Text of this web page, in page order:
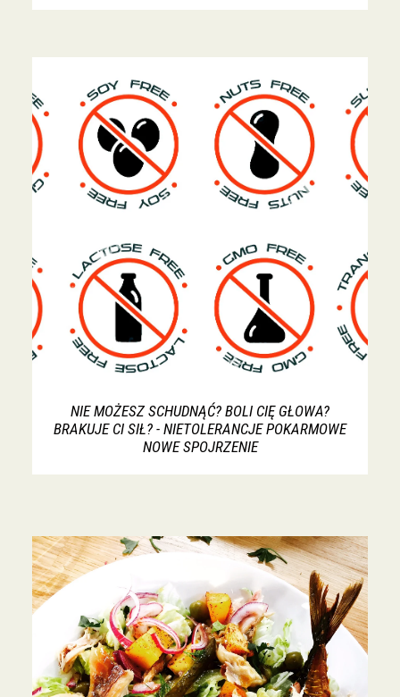
NIE MOŻESZ SCHUDNĄĆ? BOLI CIĘ GŁOWA?
BRAKUJE CI SIŁ? - NIETOLERANCJE POKARMOWE
NOWE SPOJRZENIE